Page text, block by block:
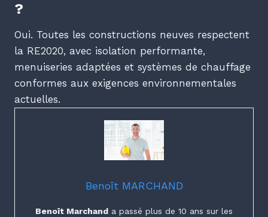
?
Oui. Toutes les constructions neuves respectent
la RE2020, avec isolation performante,
menuiseries adaptées et systèmes de chauffage
conformes aux exigences environnementales
actuelles.
Benoît MARCHAND
Benoît Marchand a passé plus de 10 ans sur les